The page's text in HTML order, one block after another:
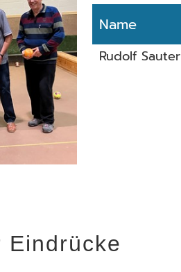
Name
Rudolf Sauter
Eindrücke